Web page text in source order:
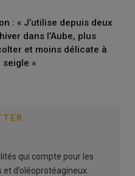
combinaison de leviers de
(robotique…) sur toutes
a fait l’objet de 83 essais
valorisés au travers de
du projet en 2027. Un
céréales : « nous
moyens agronomiques
: « J’utilise depuis deux
dans l’Aube, plus
et moins délicate à
seigle »
qui compte pour les
d’oléoprotéagineux.